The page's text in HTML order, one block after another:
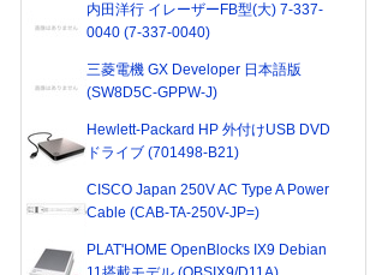
内田洋行 イレーザーFB型(大) 7-337-
0040 (7-337-0040)
三菱電機 GX Developer 日本語版
(SW8D5C-GPPW-J)
Hewlett-Packard HP 外付けUSB DVD
ドライブ (701498-B21)
CISCO Japan 250V AC Type A Power
Cable (CAB-TA-250V-JP=)
PLAT'HOME OpenBlocks IX9 Debian